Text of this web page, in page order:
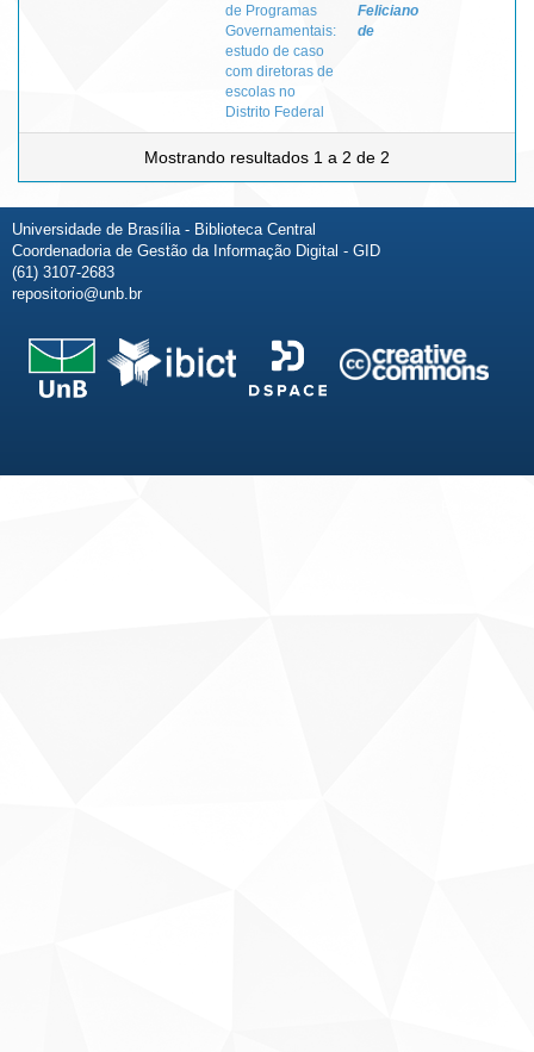
de Programas
Governamentais:
estudo de caso
com diretoras de
escolas no
Distrito Federal
Feliciano
de
Mostrando resultados 1 a 2 de 2
Universidade de Brasília - Biblioteca Central
Coordenadoria de Gestão da Informação Digital - GID
(61) 3107-2683
repositorio@unb.br